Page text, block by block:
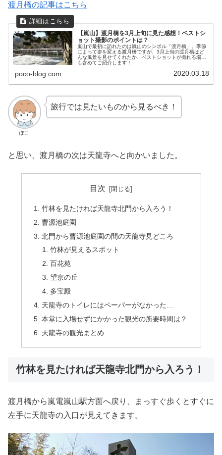
渡月橋の記事はこちら
【嵐山】渡月橋を3月上旬に見た感想！ベストシ
ョット撮影のポイントは？
嵐山で最初に訪れたのは嵐山のシンボル「渡月橋」。季節
によって姿を変える渡月橋ですが、3月上旬の渡月橋はど
んな風景を見せてくれたか、ベストショットが撮れる場所
も含めてご紹介します！
poco-blog.com 2020.03.18
ぽこ
旅行では見たいものから見るべき！
と思い、渡月橋の次は天龍寺へと向かいました。
目次
竹林を見たければ天龍寺北門から入ろう！
曹源池庭園
北門から曹源池庭園の間の天龍寺見どころ
竹林が見えるスポット
百花苑
望京の丘
多宝殿
天龍寺のトイレにはペーパーがなかった…
本堂に入場せずにかかった観光の所要時間は？
天龍寺の観光まとめ
竹林を見たければ天龍寺北門から入ろう！
渡月橋から嵐電嵐山駅方面へ戻り、まっすぐ歩くとすぐに
左手に天龍寺の入口が見えてきます。